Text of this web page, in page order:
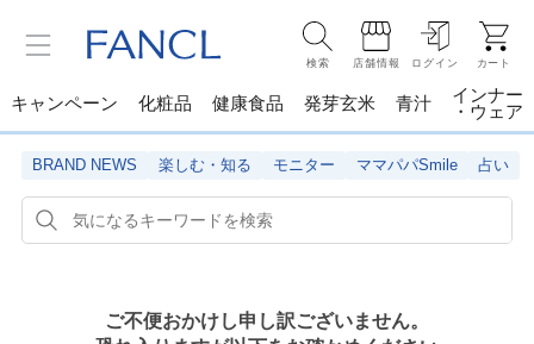
検索 店舗情報 ログイン カート
キャンペーン 化粧品 健康食品 発芽玄米 青汁
インナー
・ウェア
BRAND NEWS 楽しむ・知る モニター ママパパSmile 占い
ご不便おかけし申し訳ございません。